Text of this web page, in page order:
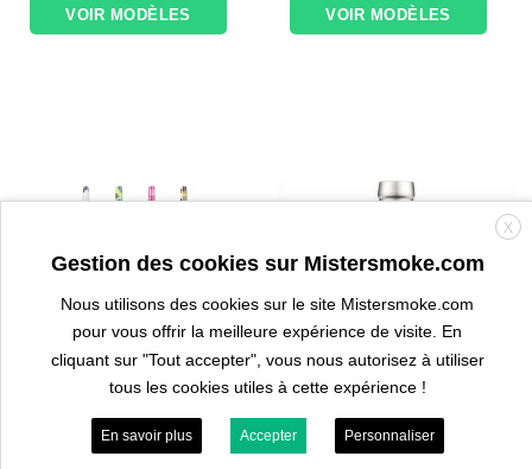
VOIR MODÈLES VOIR MODÈLES
MANCHES TUYAUX CHICHA
X
Gestion des cookies sur Mistersmoke.com
Nous utilisons des cookies sur le site Mistersmoke.com
pour vous offrir la meilleure expérience de visite. En
cliquant sur "Tout accepter", vous nous autorisez à utiliser
tous les cookies utiles à cette expérience !
En savoir plus Accepter Personnaliser